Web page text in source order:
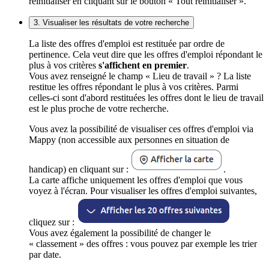
3. Visualiser les résultats de votre recherche
La liste des offres d'emploi est restituée par ordre de
pertinence. Cela veut dire que les offres d'emploi répondant le
plus à vos critères s'affichent en premier.
Vous avez renseigné le champ « Lieu de travail » ? La liste
restitue les offres répondant le plus à vos critères. Parmi
celles-ci sont d'abord restituées les offres dont le lieu de travail
est le plus proche de votre recherche.
Vous avez la possibilité de visualiser ces offres d'emploi via
Mappy (non accessible aux personnes en situation de
handicap) en cliquant sur :
.
La carte affiche uniquement les offres d'emploi que vous
voyez à l'écran. Pour visualiser les offres d'emploi suivantes,
cliquez sur :
Vous avez également la possibilité de changer le
« classement » des offres : vous pouvez par exemple les trier
par date.